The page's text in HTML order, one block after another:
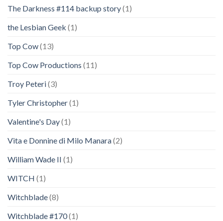
The Darkness #114 backup story(1)
the Lesbian Geek (1)
Top Cow(13)
Top Cow Productions (11)
Troy Peteri(3)
Tyler Christopher(1)
Valentine's Day(1)
Vita e Donnine di Milo Manara(2)
William Wade II (1)
WITCH (1)
Witchblade(8)
Witchblade #170(1)